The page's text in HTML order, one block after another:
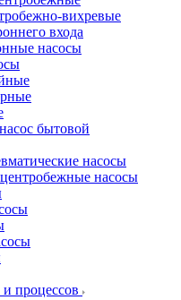
вихревые
входа
насосы
бытовой
насосы
насосы
процессов